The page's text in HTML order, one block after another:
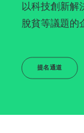
以科技創新解
脫貧等議題的
提名通道